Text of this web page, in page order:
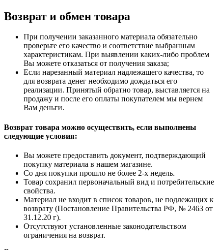
Возврат и обмен товара
При получении заказанного материала обязательно
проверьте его качество и соответствие выбранным
характеристикам. При выявлении каких-либо проблем
Вы можете отказаться от получения заказа;
Если нарезанный материал надлежащего качества, то
для возврата денег необходимо дождаться его
реализации. Принятый обратно товар, выставляется на
продажу и после его оплаты покупателем мы вернем
Вам деньги.
Возврат товара можно осуществить, если выполнены
следующие условия:
Вы можете предоставить документ, подтверждающий
покупку материала в нашем магазине.
Со дня покупки прошло не более 2-х недель.
Товар сохранил первоначальный вид и потребительские
свойства.
Материал не входит в список товаров, не подлежащих к
возврату (Постановление Правительства РФ, № 2463 от
31.12.20 г).
Отсутствуют установленные законодательством
ограничения на возврат.